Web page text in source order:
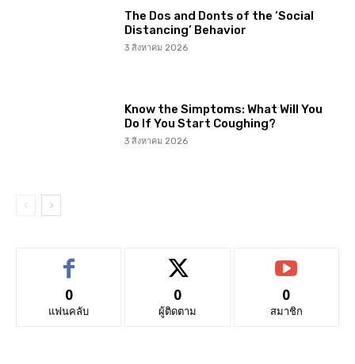
The Dos and Donts of the ‘Social
Distancing’ Behavior
3 สิงหาคม 2026
Know the Simptoms: What Will You
Do If You Start Coughing?
3 สิงหาคม 2026
0
แฟนคลับ
0
ผู้ติดตาม
0
สมาชิก